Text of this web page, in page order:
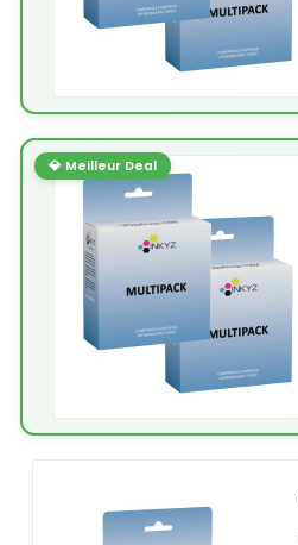
💎 Meilleur Deal